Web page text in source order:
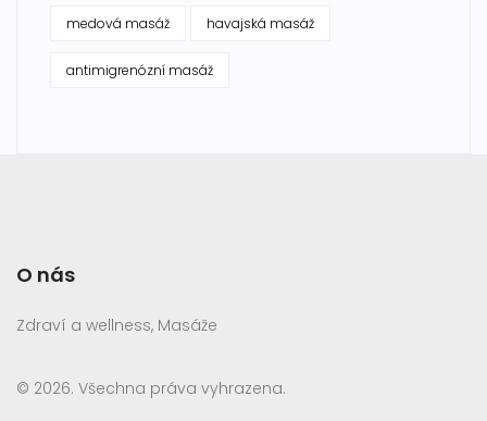
medová masáž havajská masáž
antimigrenózní masáž
O nás
Zdraví a wellness, Masáže
© 2026. Všechna práva vyhrazena.